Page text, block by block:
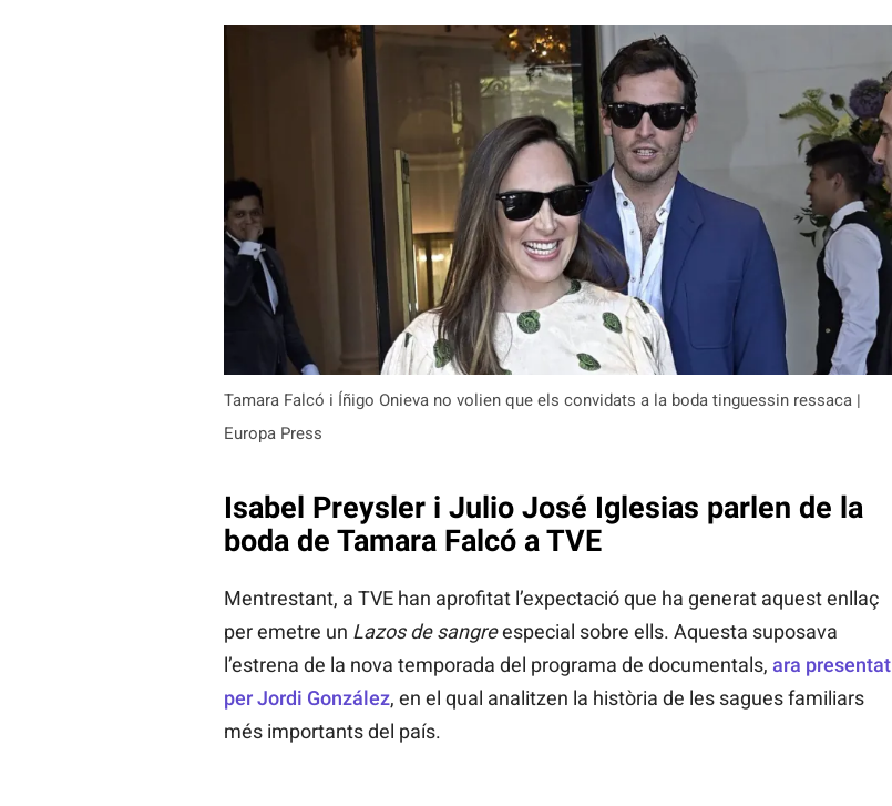
Tamara Falcó i Íñigo Onieva no volien que els convidats a la boda tinguessin ressaca |
Europa Press
Isabel Preysler i Julio José Iglesias parlen de la
boda de Tamara Falcó a TVE
Mentrestant, a TVE han aprofitat l’expectació que ha generat aquest enllaç
per emetre un Lazos de sangreespecial sobre ells. Aquesta suposava
l’estrena de la nova temporada del programa de documentals, ara presentat
per Jordi González, en el qual analitzen la història de les sagues familiars
més importants del país.